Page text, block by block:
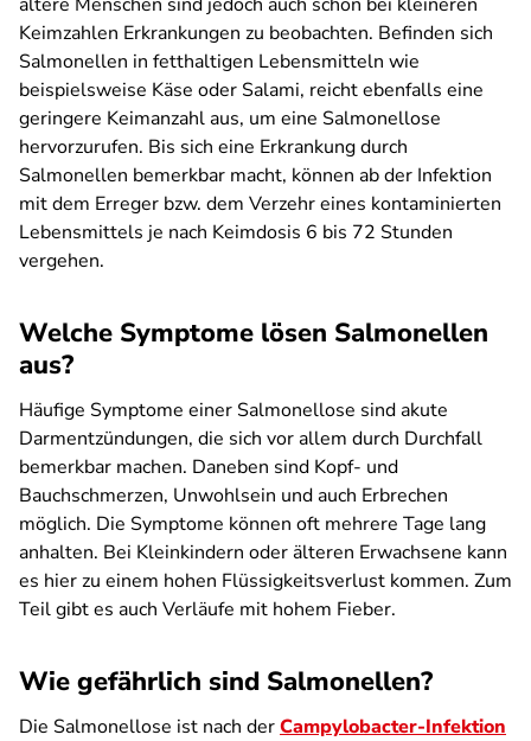
Keimzahlen Erkrankungen zu beobachten. Befinden sich
Salmonellen in fetthaltigen Lebensmitteln wie
beispielsweise Käse oder Salami, reicht ebenfalls eine
geringere Keimanzahl aus, um eine Salmonellose
hervorzurufen. Bis sich eine Erkrankung durch
Salmonellen bemerkbar macht, können ab der Infektion
mit dem Erreger bzw. dem Verzehr eines kontaminierten
Lebensmittels je nach Keimdosis 6 bis 72 Stunden
vergehen.
Welche Symptome lösen Salmonellen
aus?
Häufige Symptome einer Salmonellose sind akute
Darmentzündungen, die sich vor allem durch Durchfall
bemerkbar machen. Daneben sind Kopf- und
Bauchschmerzen, Unwohlsein und auch Erbrechen
möglich. Die Symptome können oft mehrere Tage lang
anhalten. Bei Kleinkindern oder älteren Erwachsene kann
es hier zu einem hohen Flüssigkeitsverlust kommen. Zum
Teil gibt es auch Verläufe mit hohem Fieber.
Wie gefährlich sind Salmonellen?
Die Salmonellose ist nach derCampylobacter-Infektion